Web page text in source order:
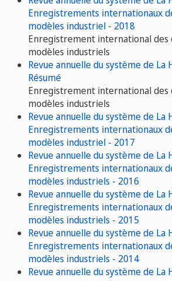
Enregistrements internationaux
modèles industriel - 2018
Enregistrement international des
modèles industriels
Revue annuelle du système de La
Résumé
Enregistrement international des
modèles industriels
Revue annuelle du système de La
Enregistrements internationaux
modèles industriel - 2017
Revue annuelle du système de La
Enregistrements internationaux
modèles industriels - 2016
Revue annuelle du système de La
Enregistrements internationaux
modèles industriels - 2015
Revue annuelle du système de La
Enregistrements internationaux
modèles industriels - 2014
Revue annuelle du système de La